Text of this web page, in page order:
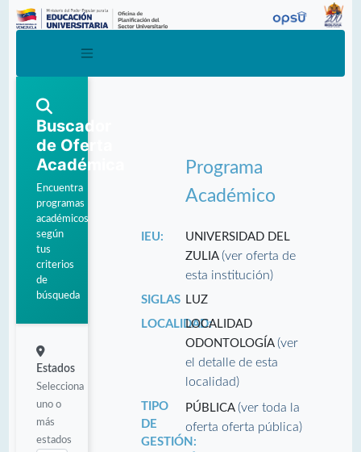
Buscador
de Oferta
Académica
Encuentra
programas
académicos
según
tus
criterios
de
búsqueda
Estados
Selecciona
uno o
más
estados
Programa
Académico
IEU:
UNIVERSIDAD DEL
ZULIA(ver oferta de
esta institución)
SIGLAS
LUZ
LOCALIDAD:LOCALIDAD
ODONTOLOGÍA(ver
el detalle de esta
localidad)
TIPO
DE
GESTIÓN:
PÚBLICA(ver toda la
oferta oferta pública)